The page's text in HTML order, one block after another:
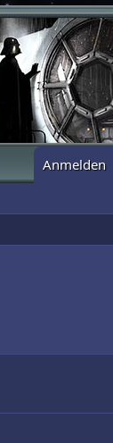
Anmelden